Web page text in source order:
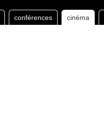
conférences cinéma